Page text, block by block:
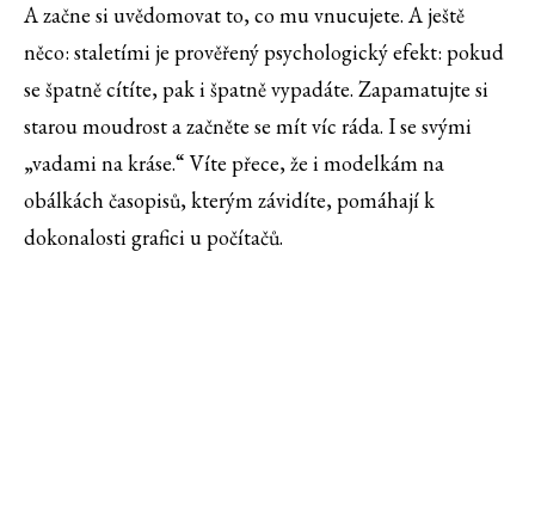
A začne si uvědomovat to, co mu vnucujete. A ještě
něco: staletími je prověřený psychologický efekt: pokud
se špatně cítíte, pak i špatně vypadáte. Zapamatujte si
starou moudrost a začněte se mít víc ráda. I se svými
„vadami na kráse.“ Víte přece, že i modelkám na
obálkách časopisů, kterým závidíte, pomáhají k
dokonalosti grafici u počítačů.